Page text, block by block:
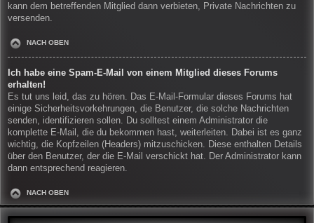
kann dem betreffenden Mitglied dann verbieten, Private Nachrichten zu
versenden.
NACH OBEN
Ich habe eine Spam-E-Mail von einem Mitglied dieses Forums
erhalten!
Es tut uns leid, das zu hören. Das E-Mail-Formular dieses Forums hat
einige Sicherheitsvorkehrungen, die Benutzer, die solche Nachrichten
senden, identifizieren sollen. Du solltest einem Administrator die
komplette E-Mail, die du bekommen hast, weiterleiten. Dabei ist es ganz
wichtig, die Kopfzeilen (Headers) mitzuschicken. Diese enthalten Details
über den Benutzer, der die E-Mail verschickt hat. Der Administrator kann
dann entsprechend reagieren.
NACH OBEN